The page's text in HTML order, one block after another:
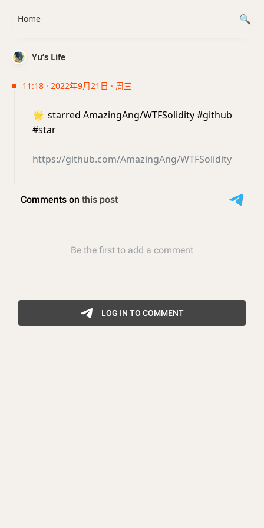
Yu’s Life
11:18 · 2022年9月21日 · 周三
🌟 starred AmazingAng/WTFSolidity #github
#star
https://github.com/AmazingAng/WTFSolidity
Home